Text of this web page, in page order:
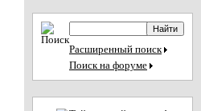
Расширенный поиск
Поиск на форуме